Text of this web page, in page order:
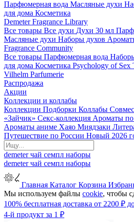
Парфюмерная вода Масляные духи
для дома Косметика
Demeter Fragrance Library
Все товары Все духи Духи 30 мл
Масляные духи Наборы духов
Fragrance Community
Все товары Парфюмерная вода
для дома Косметика Psychology of Sex
Vilhelm Parfumerie
Распродажа
Акции
Коллекции и коллабы
Коллекции Подборки Коллабы
«Зайчик» Секс-коллекция Ароматы
Ароматы аниме Хаяо Миядзаки
Путешествие по России Новый 2026
demeterчай семпл наборы
demeterчай семпл наборы
Главная Каталог Корзина
Мы используем файлы cookie, чтобы
100% бесплатная доставка от 2200 ₽
4-й продукт за 1 ₽